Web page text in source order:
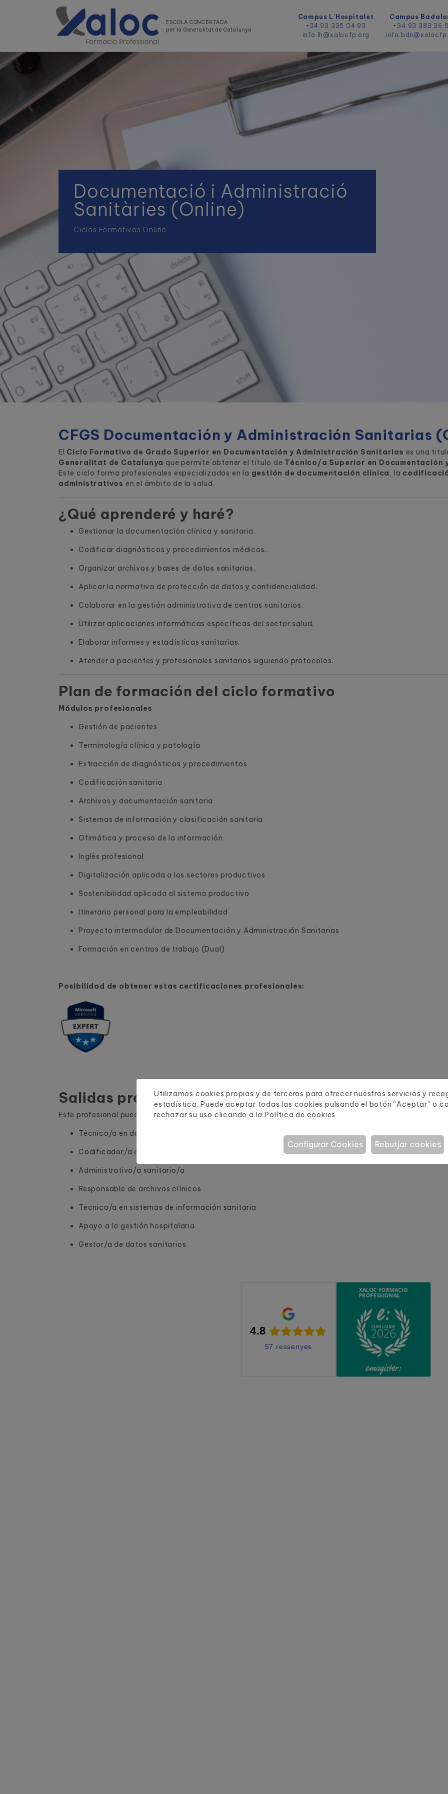
ESCOLA CONCERTADA
per la Generalitat de Catalunya
Campus L'Hospitalet
+34 93 335 04 93
info.lh@xalocfp.org
Campus
+34 93 383 36
Documentació i Administració
Sanitàries (Online)
Ciclos Formativos Online
CFGS Documentación y Administración Sanitarias
El Ciclo Formativo de Grado Superior en Documentación y Administración Sanitarias es una
Generalitat de Catalunya que permite obtener el título de Técnico/a Superior en Documentación
Este ciclo forma profesionales especializados en la gestión de documentación clínica , la
administrativos en el ámbito de la salud.
¿Qué aprenderé y haré?
Gestionar la documentación clínica y sanitaria.
Codificar diagnósticos y procedimientos médicos.
Organizar archivos y bases de datos sanitarias.
Aplicar la normativa de protección de datos y confidencialidad.
Colaborar en la gestión administrativa de centros sanitarios.
Utilizar aplicaciones informáticas específicas del sector salud.
Elaborar informes y estadísticas sanitarias.
Atender a pacientes y profesionales sanitarios siguiendo protocolos.
Plan de formación del ciclo formativo
Módulos profesionales
Gestión de pacientes
Terminología clínica y patología
Extracción de diagnósticos y procedimientos
Codificación sanitaria
Archivos y documentación sanitaria
Sistemas de información y clasificación sanitaria
Ofimática y proceso de la información
Inglés profesional
Digitalización aplicada a los sectores productivos
Sostenibilidad aplicada al sistema productivo
Itinerario personal para la empleabilidad
Proyecto intermodular de Documentación y Administración Sanitarias
Formación en centros de trabajo (Dual)
Posibilidad de obtener estas certificaciones profesionales:
Salidas profesionales
Este profesional puede trabajar en el ámbito sanitario público y privado:
Técnico/a en documentación sanitaria
Codificador/a clínico/a
Administrativo/a sanitario/a
Responsable de archivos clínicos
Técnico/a en sistemas de información sanitaria
Apoyo a la gestión hospitalaria
Gestor/a de datos sanitarios
4.8
57 ressenyes
Utilizamos cookies propias y de terceros para ofrecer nuestros servicios y
estadística. Puede aceptar todas las cookies pulsando el botón “Aceptar” o
rechazar su uso clicando a laPolítica de cookies
Rebutjar cookies
Configurar Cookies